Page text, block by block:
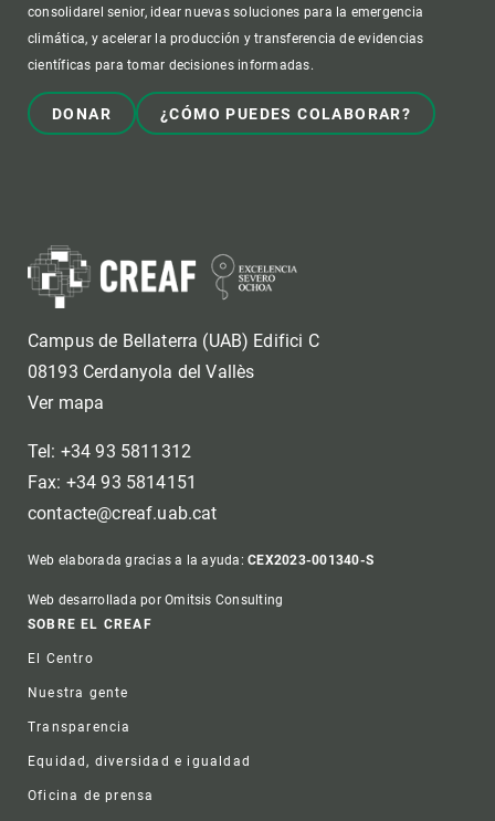
consolidarel senior, idear nuevas soluciones para la emergencia
climática, y acelerar la producción y transferencia de evidencias
científicas para tomar decisiones informadas.
DONAR ¿CÓMO PUEDES COLABORAR?
Campus de Bellaterra (UAB) Edifici C
08193 Cerdanyola del Vallès
Ver mapa
Tel: +34 93 5811312
Fax: +34 93 5814151
contacte@creaf.uab.cat
Web elaborada gracias a la ayuda:CEX2023-001340-S
Web desarrollada por Omitsis Consulting
Footer
SOBRE EL CREAF
El Centro
Nuestra gente
Transparencia
Equidad, diversidad e igualdad
Oficina de prensa